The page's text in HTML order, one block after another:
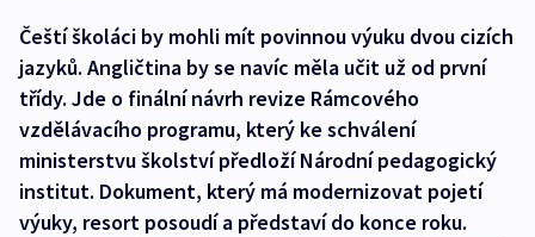
Čeští školáci by mohli mít povinnou výuku dvou cizích
jazyků. Angličtina by se navíc měla učit už od první
třídy. Jde o finální návrh revize Rámcového
vzdělávacího programu, který ke schválení
ministerstvu školství předloží Národní pedagogický
institut. Dokument, který má modernizovat pojetí
výuky, resort posoudí a představí do konce roku.